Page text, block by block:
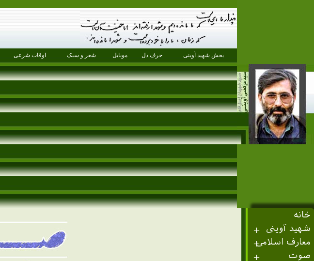
بخش شهید آوینی حرف دل موبایل شعر و سبک اوقات شرعی
خانه
شهید آوینی
معارف اسلامی
صوت